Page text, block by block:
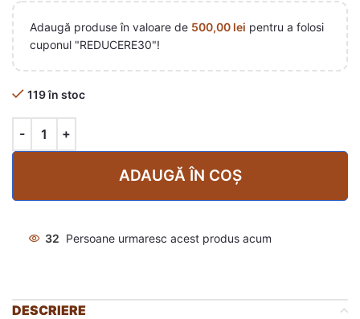
Adaugă produse în valoare de 500,00 lei pentru a folosi
cuponul "REDUCERE30"!
119 în stoc
ADAUGĂ ÎN COȘ
32 Persoane urmaresc acest produs acum
DESCRIERE